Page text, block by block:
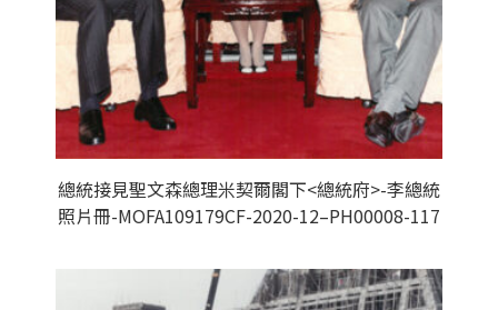
總統接見聖文森總理米契爾閣下<總統府>-李總統
照片冊-MOFA109179CF-2020-12–PH00008-117